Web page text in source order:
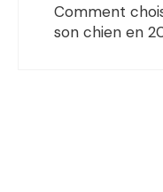
Comment
son chien en